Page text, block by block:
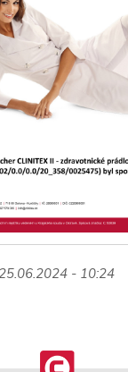
25.06.2024 - 10:24